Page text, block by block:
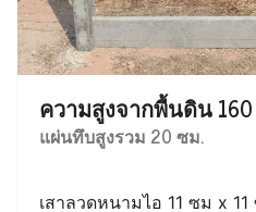
ความสูงจากพื้นดิน
แผ่นทึบสูงรวม 20 ซม.
เสาลวดหนามไอ 11 ซม x